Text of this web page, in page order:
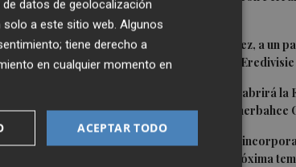
2
Mario Domínguez, a un
Róterdam de la Eredivisie
Valencia Basket abrirá la
en casa ante Fenerbahce
4 Valencia Basket
que jugará la próxima
ni
espacios y
y somos
datos de geolocalización
a este sitio web. Algunos
tiene derecho a
en cualquier momento en
ACEPTAR TODO